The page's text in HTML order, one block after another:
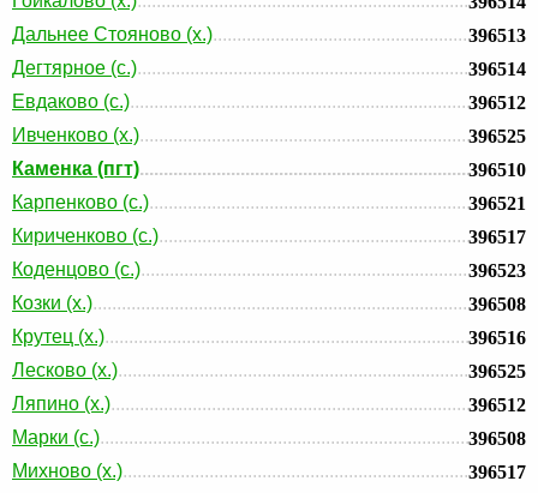
Дальнее Стояново (х.)
396513
Дегтярное (с.)
396514
Евдаково (с.)
396512
Ивченково (х.)
396525
Каменка (пгт)
396510
Карпенково (с.)
396521
Кириченково (с.)
396517
Коденцово (с.)
396523
Козки (х.)
396508
Крутец (х.)
396516
Лесково (х.)
396525
Ляпино (х.)
396512
Марки (с.)
396508
Михново (х.)
396517